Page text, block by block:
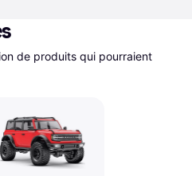
de produits qui pourraient